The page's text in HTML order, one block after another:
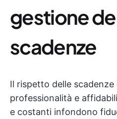
gestione
scadenze
Il rispetto delle scadenze
professionalità e
e costanti infondono